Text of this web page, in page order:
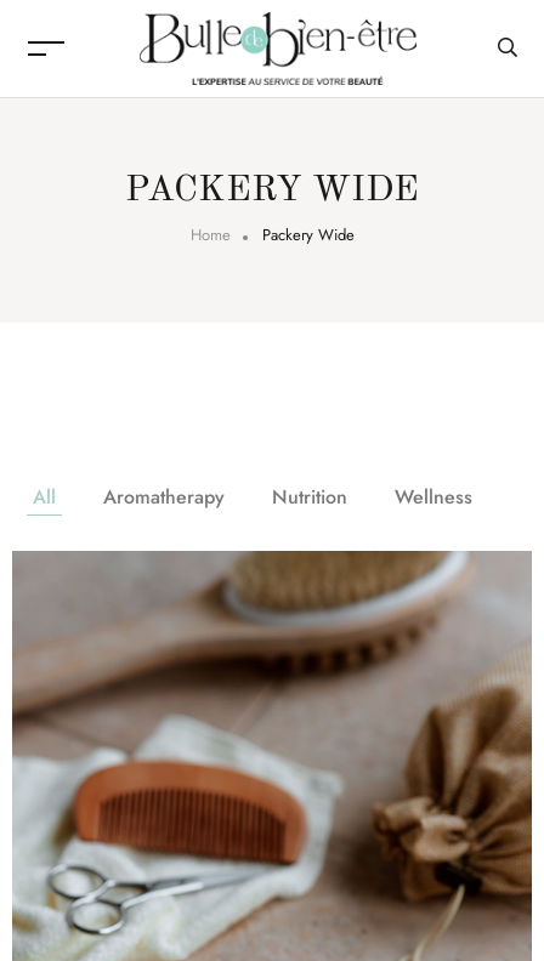
PACKERY WIDE
Home Packery Wide
All Aromatherapy Nutrition Wellness